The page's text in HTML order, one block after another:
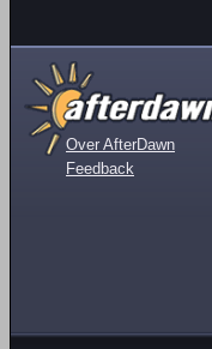
Over AfterDawn
Feedback